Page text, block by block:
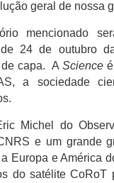
geral de nossa
mencionado
de 24 de outubro
de capa. A Science
a sociedade
Michel do
e um grande
Europa e América
do satélite CoRoT